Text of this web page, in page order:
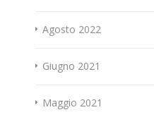
Agosto 2022
Giugno 2021
Maggio 2021